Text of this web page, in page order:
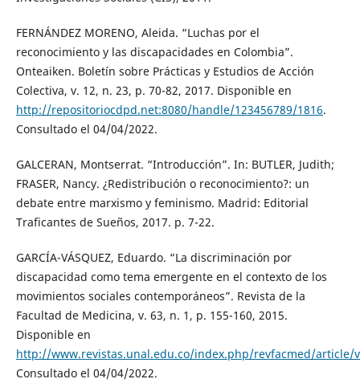
FERNÁNDEZ MORENO, Aleida. “Luchas por el
reconocimiento y las discapacidades en Colombia”.
Onteaiken. Boletín sobre Prácticas y Estudios de Acción
Colectiva, v. 12, n. 23, p. 70-82, 2017. Disponible en
http://repositoriocdpd.net:8080/handle/123456789/1816.
Consultado el 04/04/2022.
GALCERAN, Montserrat. “Introducción”. In: BUTLER, Judith;
FRASER, Nancy. ¿Redistribución o reconocimiento?: un
debate entre marxismo y feminismo. Madrid: Editorial
Traficantes de Sueños, 2017. p. 7-22.
GARCÍA-VÁSQUEZ, Eduardo. “La discriminación por
discapacidad como tema emergente en el contexto de los
movimientos sociales contemporáneos”. Revista de la
Facultad de Medicina, v. 63, n. 1, p. 155-160, 2015.
Disponible en
http://www.revistas.unal.edu.co/index.php/revfacmed/article/
Consultado el 04/04/2022.